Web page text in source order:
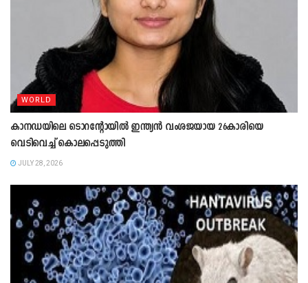
WORLD
കാനഡയിലെ ടൊറന്റോയിൽ ഇന്ത്യൻ വംശജയായ 26കാരിയെ
വെടിവെച്ച് കൊലപ്പെടുത്തി
JULY 28, 2026